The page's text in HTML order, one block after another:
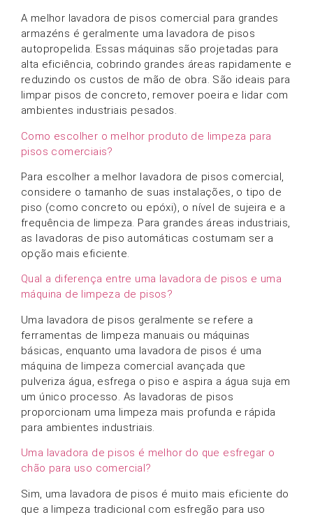
A melhor lavadora de pisos comercial para grandes
armazéns é geralmente uma lavadora de pisos
autopropelida. Essas máquinas são projetadas para
alta eficiência, cobrindo grandes áreas rapidamente e
reduzindo os custos de mão de obra. São ideais para
limpar pisos de concreto, remover poeira e lidar com
ambientes industriais pesados.
Como escolher o melhor produto de limpeza para
pisos comerciais?
Para escolher a melhor lavadora de pisos comercial,
considere o tamanho de suas instalações, o tipo de
piso (como concreto ou epóxi), o nível de sujeira e a
frequência de limpeza. Para grandes áreas industriais,
as lavadoras de piso automáticas costumam ser a
opção mais eficiente.
Qual a diferença entre uma lavadora de pisos e uma
máquina de limpeza de pisos?
Uma lavadora de pisos geralmente se refere a
ferramentas de limpeza manuais ou máquinas
básicas, enquanto uma lavadora de pisos é uma
máquina de limpeza comercial avançada que
pulveriza água, esfrega o piso e aspira a água suja em
um único processo. As lavadoras de pisos
proporcionam uma limpeza mais profunda e rápida
para ambientes industriais.
Uma lavadora de pisos é melhor do que esfregar o
chão para uso comercial?
Sim, uma lavadora de pisos é muito mais eficiente do
que a limpeza tradicional com esfregão para uso